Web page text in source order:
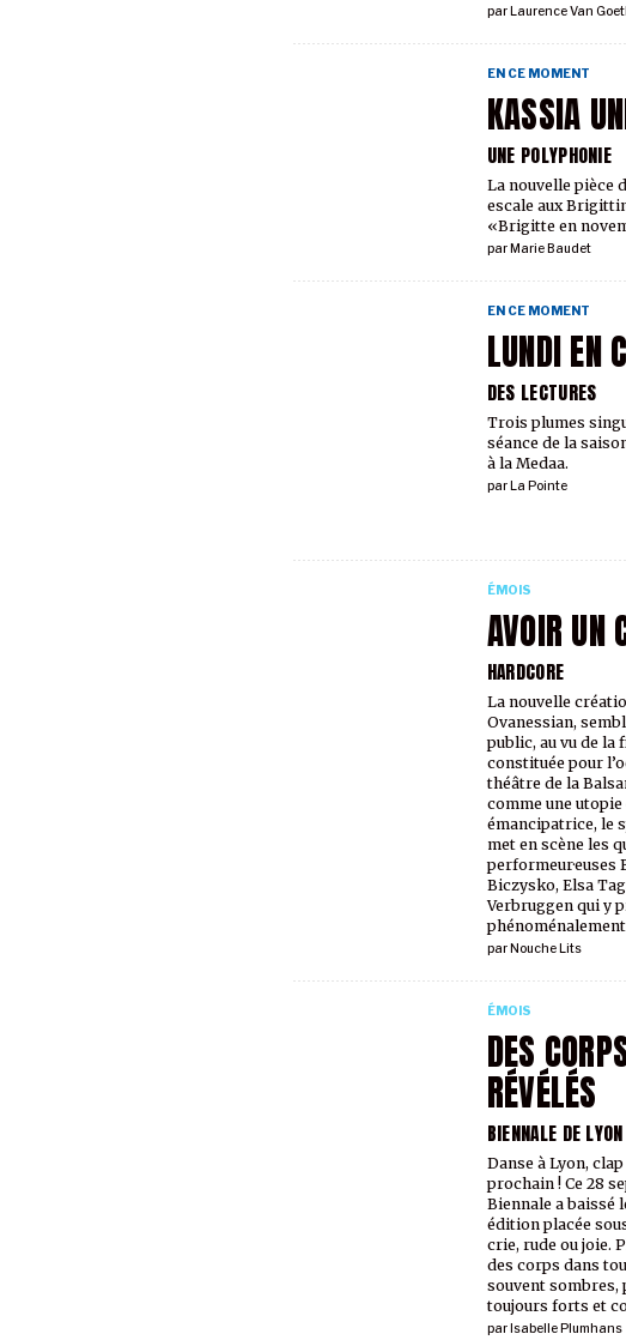
par Laurence Van
KASSIA
UNE POLYPHONIE
EN CE MOMENT
par Marie Baudet
La nouvelle pièce
escale aux
«Brigitte en
LUNDI EN
DES LECTURES
EN CE MOMENT
par La Pointe
Trois plumes
séance de la
à la Medaa.
AVOIR UN
HARDCORE
ÉMOIS
par Nouche Lits
La nouvelle
Ovanessian,
public, au vu de la
constituée pour
théâtre de la
comme une
émancipatrice, le
met en scène les
performeur·euses
Biczysko, Elsa
Verbruggen qui y
DES
RÉVÉLÉS
BIENNALE DE LYON
ÉMOIS
par Isabelle Plumhans
Danse à Lyon,
prochain ! Ce 28
Biennale a baissé
édition placée
crie, rude ou joie.
des corps dans
souvent sombres,
toujours forts et